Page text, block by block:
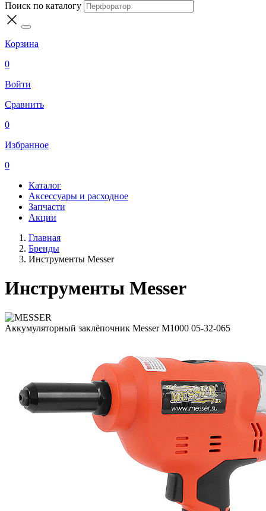
Поиск по каталогу
Корзина
0
Войти
Сравнить
0
Избранное
0
Каталог
Аксессуары и расходное
Запчасти
Акции
Главная
Бренды
Инструменты Messer
Инструменты Messer
Аккумуляторный заклёпочник Messer M1000 05-32-065